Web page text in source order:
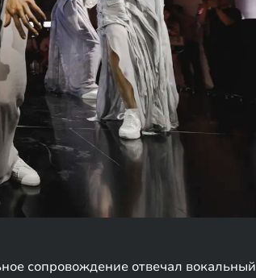
сопровождение отвечал вокальный